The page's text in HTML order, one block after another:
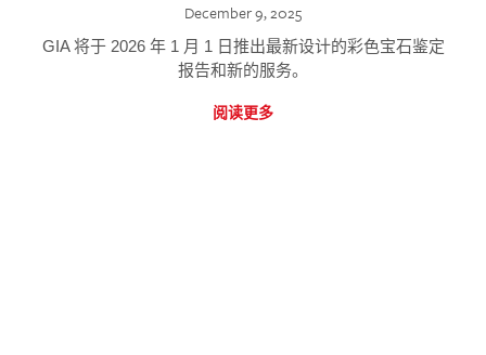
December 9, 2025
GIA 将于 2026 年 1 月 1 日推出最新设计的彩色宝石鉴定
报告和新的服务。
阅读更多